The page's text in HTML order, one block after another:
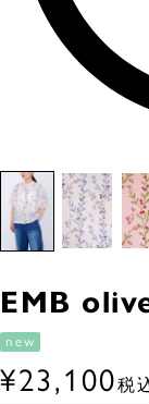
EMB
new
¥23,100税